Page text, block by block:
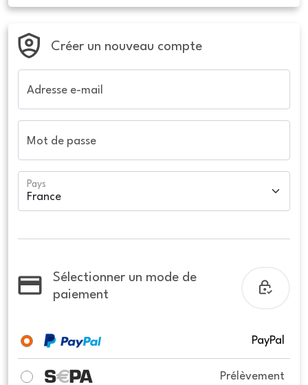
Créer un nouveau compte
Adresse e-mail
Mot de passe
Pays
Sélectionner un mode de
paiement
PayPal
Prélèvement